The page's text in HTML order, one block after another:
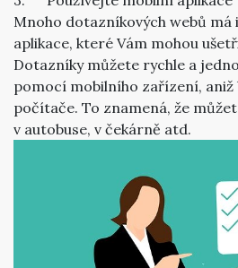
Mnoho dotazníkových webů má
aplikace, které Vám mohou
Dotazníky můžete rychle a
pomocí mobilního zařízení, aniž
počítače. To znamená, že
v autobuse, v čekárně atd.